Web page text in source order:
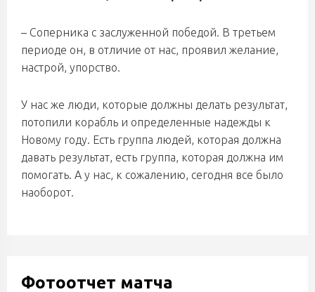
– Соперника с заслуженной победой. В третьем
периоде он, в отличие от нас, проявил желание,
настрой, упорство.
У нас же люди, которые должны делать результат,
потопили корабль и определенные надежды к
Новому году. Есть группа людей, которая должна
давать результат, есть группа, которая должна им
помогать. А у нас, к сожалению, сегодня все было
наоборот.
Фотоотчет матча